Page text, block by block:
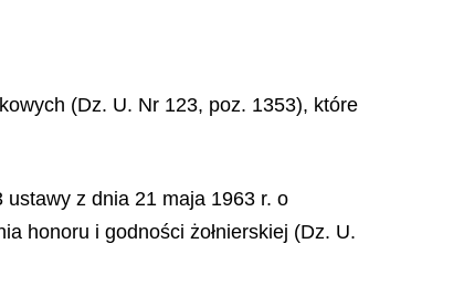
(Dz. U. Nr 123, poz. 1353), które
ustawy z dnia 21 maja 1963 r. o
honoru i godności żołnierskiej (Dz. U.